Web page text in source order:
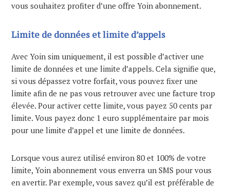
vous souhaitez profiter d’une offre Yoin abonnement.
Limite de données et limite d’appels
Avec Yoin sim uniquement, il est possible d’activer une
limite de données et une limite d’appels. Cela signifie que,
si vous dépassez votre forfait, vous pouvez fixer une
limite afin de ne pas vous retrouver avec une facture trop
élevée. Pour activer cette limite, vous payez 50 cents par
limite. Vous payez donc 1 euro supplémentaire par mois
pour une limite d’appel et une limite de données.
Lorsque vous aurez utilisé environ 80 et 100% de votre
limite, Yoin abonnement vous enverra un SMS pour vous
en avertir. Par exemple, vous savez qu’il est préférable de